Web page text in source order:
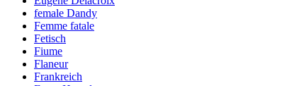
female Dandy
Femme fatale
Fetisch
Fiume
Flaneur
Frankreich